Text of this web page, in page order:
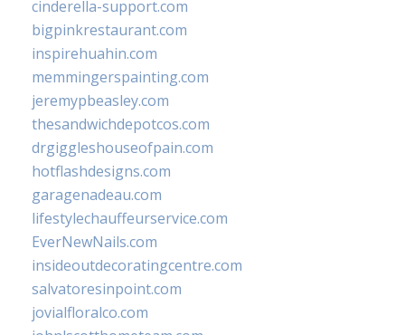
cinderella-support.com
bigpinkrestaurant.com
inspirehuahin.com
memmingerspainting.com
jeremypbeasley.com
thesandwichdepotcos.com
drgiggleshouseofpain.com
hotflashdesigns.com
garagenadeau.com
lifestylechauffeurservice.com
EverNewNails.com
insideoutdecoratingcentre.com
salvatoresinpoint.com
jovialfloralco.com